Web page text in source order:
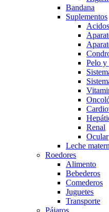
Bandana
Suplementos
Pelo y
Renal
Ocular
Leche
Roedores
Alimento
Bebederos
Comederos
Juguetes
Transporte
Pájaros